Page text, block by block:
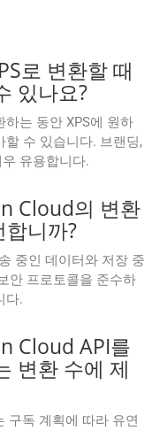
로 변환할 때
있나요?
하는 동안 XPS에 원하
할 수 있습니다. 브랜딩,
유용합니다.
Cloud의 변환
니까?
중인 데이터와 저장 중
안 프로토콜을 준수하
다.
Cloud API를
변환 수에 제
구독 계획에 따라 유연